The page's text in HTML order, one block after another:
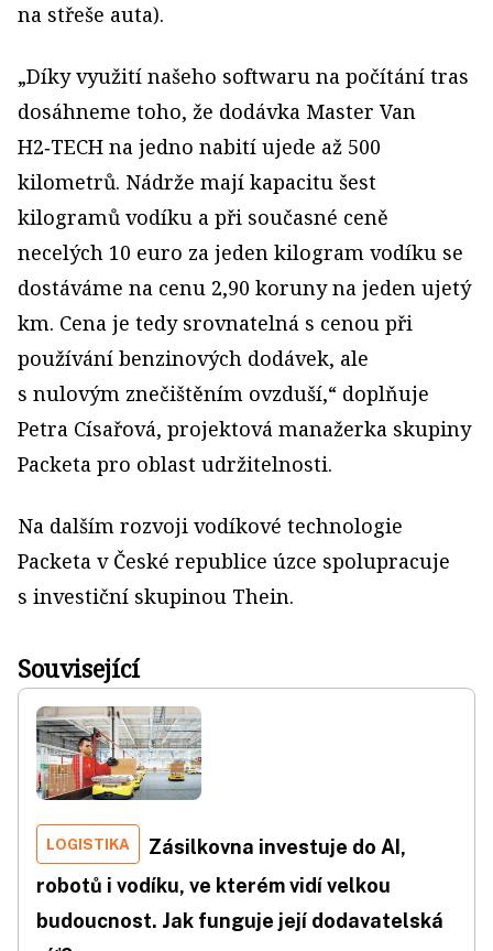
na střeše auta).
„Díky využití našeho softwaru na počítání tras
dosáhneme toho, že dodávka Master Van
H2‑TECH na jedno nabití ujede až 500
kilometrů. Nádrže mají kapacitu šest
kilogramů vodíku a při současné ceně
necelých 10 euro za jeden kilogram vodíku se
dostáváme na cenu 2,90 koruny na jeden ujetý
km. Cena je tedy srovnatelná s cenou při
používání benzinových dodávek, ale
s nulovým znečištěním ovzduší,“ doplňuje
Petra Císařová, projektová manažerka skupiny
Packeta pro oblast udržitelnosti.
Na dalším rozvoji vodíkové technologie
Packeta v České republice úzce spolupracuje
s investiční skupinou Thein.
Související
LOGISTIKA
Zásilkovna investuje do AI,
robotů i vodíku, ve kterém vidí velkou
budoucnost. Jak funguje její dodavatelská